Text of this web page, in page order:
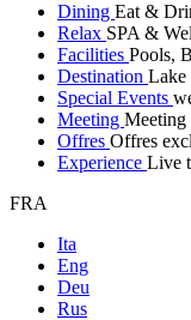
Dining Eat &
Relax SPA &
Facilities Pools,
Destination Lake
Special Events
Meeting Meeting
Offres Offres
Experience Live
FRA
Ita
Eng
Deu
Rus